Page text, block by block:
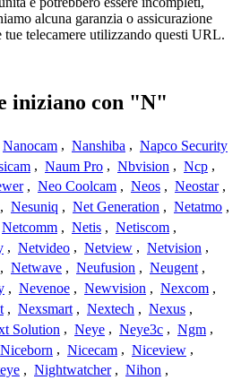
alcuna garanzia o assicurazione
tue telecamere utilizzando questi URL.
iniziano con "N"
Nanocam , Nanshiba , Napco Security
, Naum Pro , Nbvision , Ncp ,
, Neo Coolcam , Neos , Neostar ,
, Nesuniq , Net Generation , Netatmo ,
Netcomm , Netis , Netiscom ,
, Netvideo , Netview , Netvision ,
, Netwave , Neufusion , Neugent ,
, Nevenoe , Newvision , Nexcom ,
, Nexsmart , Nextech , Nexus ,
Solution , Neye , Neye3c , Ngm ,
Niceborn , Nicecam , Niceview ,
, Nightwatcher , Nihon ,